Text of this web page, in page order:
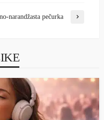
narandžasta pečurka